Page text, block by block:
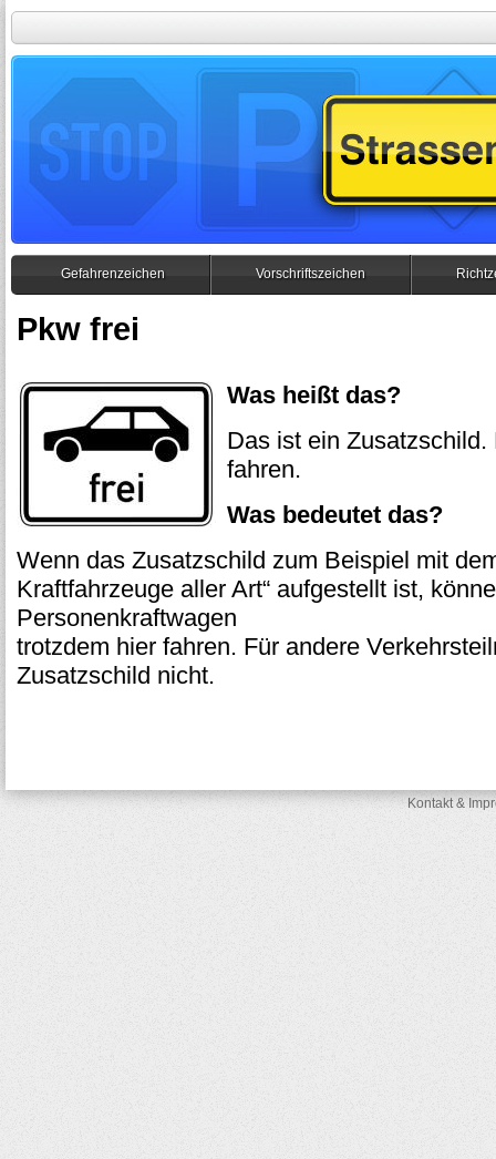
Gefahrenzeichen Vorschriftszeichen
Pkw frei
Was heißt das?
Das ist ein
fahren.
Was bedeutet das?
Wenn das Zusatzschild zum Beispiel mit
Kraftfahrzeuge aller Art“ aufgestellt ist,
Personenkraftwagen
trotzdem hier fahren. Für andere
Zusatzschild nicht.
Kontakt &